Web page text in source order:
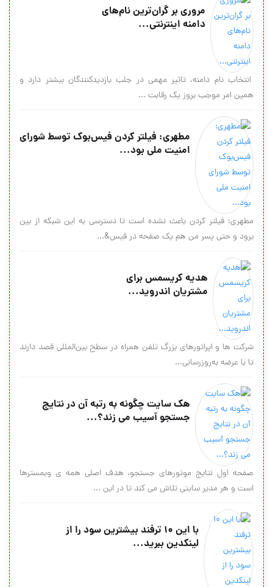
مروری بر گران‌ترین نام‌های
دامنه اینترنتی...
انتخاب نام دامنه، تاثیر مهمی در جلب بازدیدکنندگان بیشتر دارد و
همین امر موجب بروز یک رقابت ...
مطهری:‌ فیلتر کردن فیس‌بوک توسط شورای
امنیت ملی بود...
مطهری: فیلتر کردن باعث نشده است تا دسترسی به این شبکه از بین
برود و حتی پسر من هم یک صفحه در فیس&...
هدیه کریسمس برای
مشتریان اندروید...
شرکت ها و اپراتورهای بزرگ تلفن همراه در سطح بین‌المللی قصد دارند
تا با عرضه به‌روزرسانی...
هک سایت چگونه به رتبه آن در نتایج
جستجو آسیب می زند؟...
صفحه اول نتایج موتورهای جستجو، هدف اصلی همه ی وبمسترها
است و هر مدیر سایتی تلاش می کند تا در این ...
با این 10 ترفند بیشترین سود را از
لینکدین ببرید...